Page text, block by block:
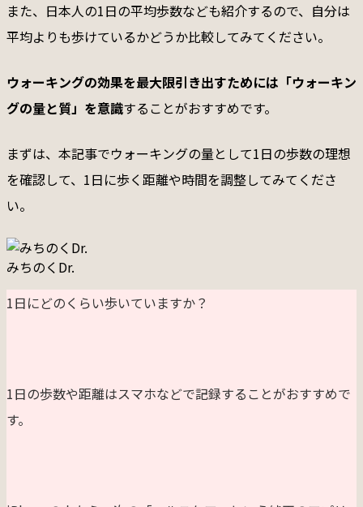
また、日本人の1日の平均歩数なども紹介するので、自分は
平均よりも歩けているかどうか比較してみてください。
ウォーキングの効果を最大限引き出すためには「ウォーキン
グの量と質」を意識することがおすすめです。
まずは、本記事でウォーキングの量として1日の歩数の理想
を確認して、1日に歩く距離や時間を調整してみてくださ
い。
みちのくDr.
1日にどのくらい歩いていますか？
1日の歩数や距離はスマホなどで記録することがおすすめで
す。